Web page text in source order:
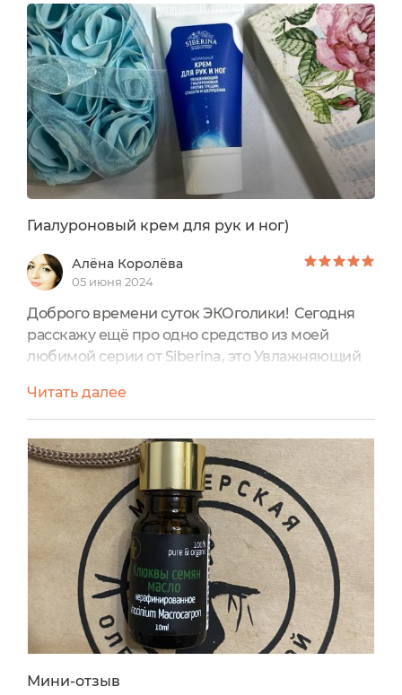
кожу. Наши руки нуждаются в постоянном
уходе. Они постоянно подвержены
воздействию воды и средств бытовой химии.
Кожа становится сухая и вызывает...
Гиалуроновый крем для рук и ног)
Алёна Королёва
05 июня 2024
Доброго времени суток ЭКОголики! Сегодня
расскажу ещё про одно средство из моей
любимой серии от Siberina, это Увлажняющий
трещин, сухости и шелушенияЦена на
официальном сайте 360 рублей. Объём 50 мл.
Срок годности после вскрытия 6 месяцев. Крем
находится в пластиковой тубе с
откручивающейся крышкой. Дизайн этикетки
простой в синих тонах, как и у остальных
продуктов...
Читать далее
Мини-отзыв